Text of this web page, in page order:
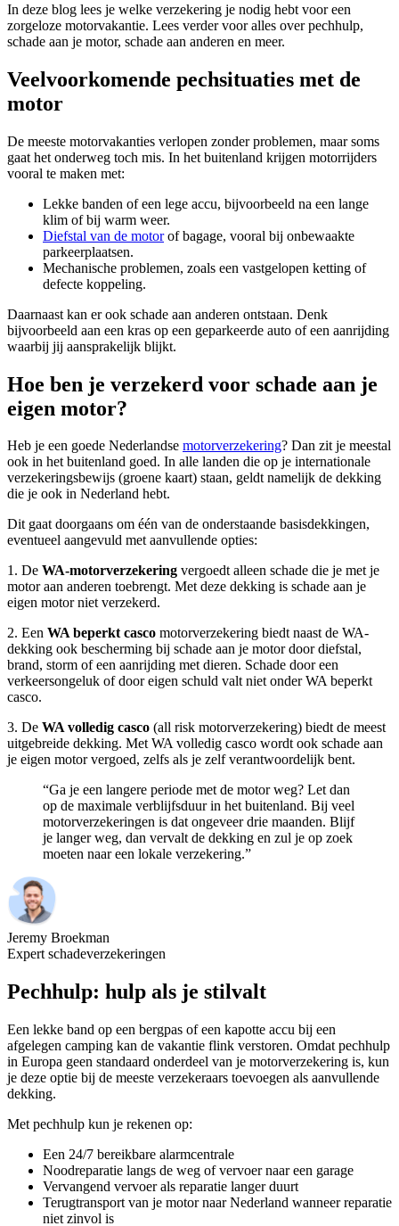
In deze blog lees je welke verzekering je nodig hebt voor een
zorgeloze motorvakantie. Lees verder voor alles over pechhulp,
schade aan je motor, schade aan anderen en meer.
Veelvoorkomende pechsituaties met de
motor
De meeste motorvakanties verlopen zonder problemen, maar soms
gaat het onderweg toch mis. In het buitenland krijgen motorrijders
vooral te maken met:
Lekke banden of een lege accu, bijvoorbeeld na een lange
klim of bij warm weer.
Diefstal van de motorof bagage, vooral bij onbewaakte
parkeerplaatsen.
Mechanische problemen, zoals een vastgelopen ketting of
defecte koppeling.
Daarnaast kan er ook schade aan anderen ontstaan. Denk
bijvoorbeeld aan een kras op een geparkeerde auto of een aanrijding
waarbij jij aansprakelijk blijkt.
Hoe ben je verzekerd voor schade aan je
eigen motor?
Heb je een goede Nederlandse motorverzekering? Dan zit je meestal
ook in het buitenland goed. In alle landen die op je internationale
verzekeringsbewijs (groene kaart) staan, geldt namelijk de dekking
die je ook in Nederland hebt.
Dit gaat doorgaans om één van de onderstaande basisdekkingen,
eventueel aangevuld met aanvullende opties:
1. De WA-motorverzekering vergoedt alleen schade die je met je
motor aan anderen toebrengt. Met deze dekking is schade aan je
eigen motor niet verzekerd.
2. Een WA beperkt casco motorverzekering biedt naast de WA-
dekking ook bescherming bij schade aan je motor door diefstal,
brand, storm of een aanrijding met dieren. Schade door een
verkeersongeluk of door eigen schuld valt niet onder WA beperkt
casco.
3. De WA volledig casco (all risk motorverzekering) biedt de meest
uitgebreide dekking. Met WA volledig casco wordt ook schade aan
je eigen motor vergoed, zelfs als je zelf verantwoordelijk bent.
“Ga je een langere periode met de motor weg? Let dan
op de maximale verblijfsduur in het buitenland. Bij veel
motorverzekeringen is dat ongeveer drie maanden. Blijf
je langer weg, dan vervalt de dekking en zul je op zoek
moeten naar een lokale verzekering.”
Jeremy Broekman
Expert schadeverzekeringen
Pechhulp: hulp als je stilvalt
Een lekke band op een bergpas of een kapotte accu bij een
afgelegen camping kan de vakantie flink verstoren. Omdat pechhulp
in Europa geen standaard onderdeel van je motorverzekering is, kun
je deze optie bij de meeste verzekeraars toevoegen als aanvullende
dekking.
Met pechhulp kun je rekenen op:
Een 24/7 bereikbare alarmcentrale
Noodreparatie langs de weg of vervoer naar een garage
Vervangend vervoer als reparatie langer duurt
Terugtransport van je motor naar Nederland wanneer reparatie
niet zinvol is